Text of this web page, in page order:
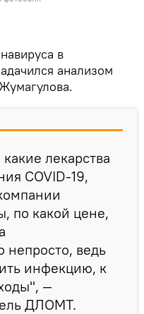
в
анализом
лекарства
COVID-19,
по какой цене,
непросто, ведь
инфекцию, к
—
ДЛОМТ.